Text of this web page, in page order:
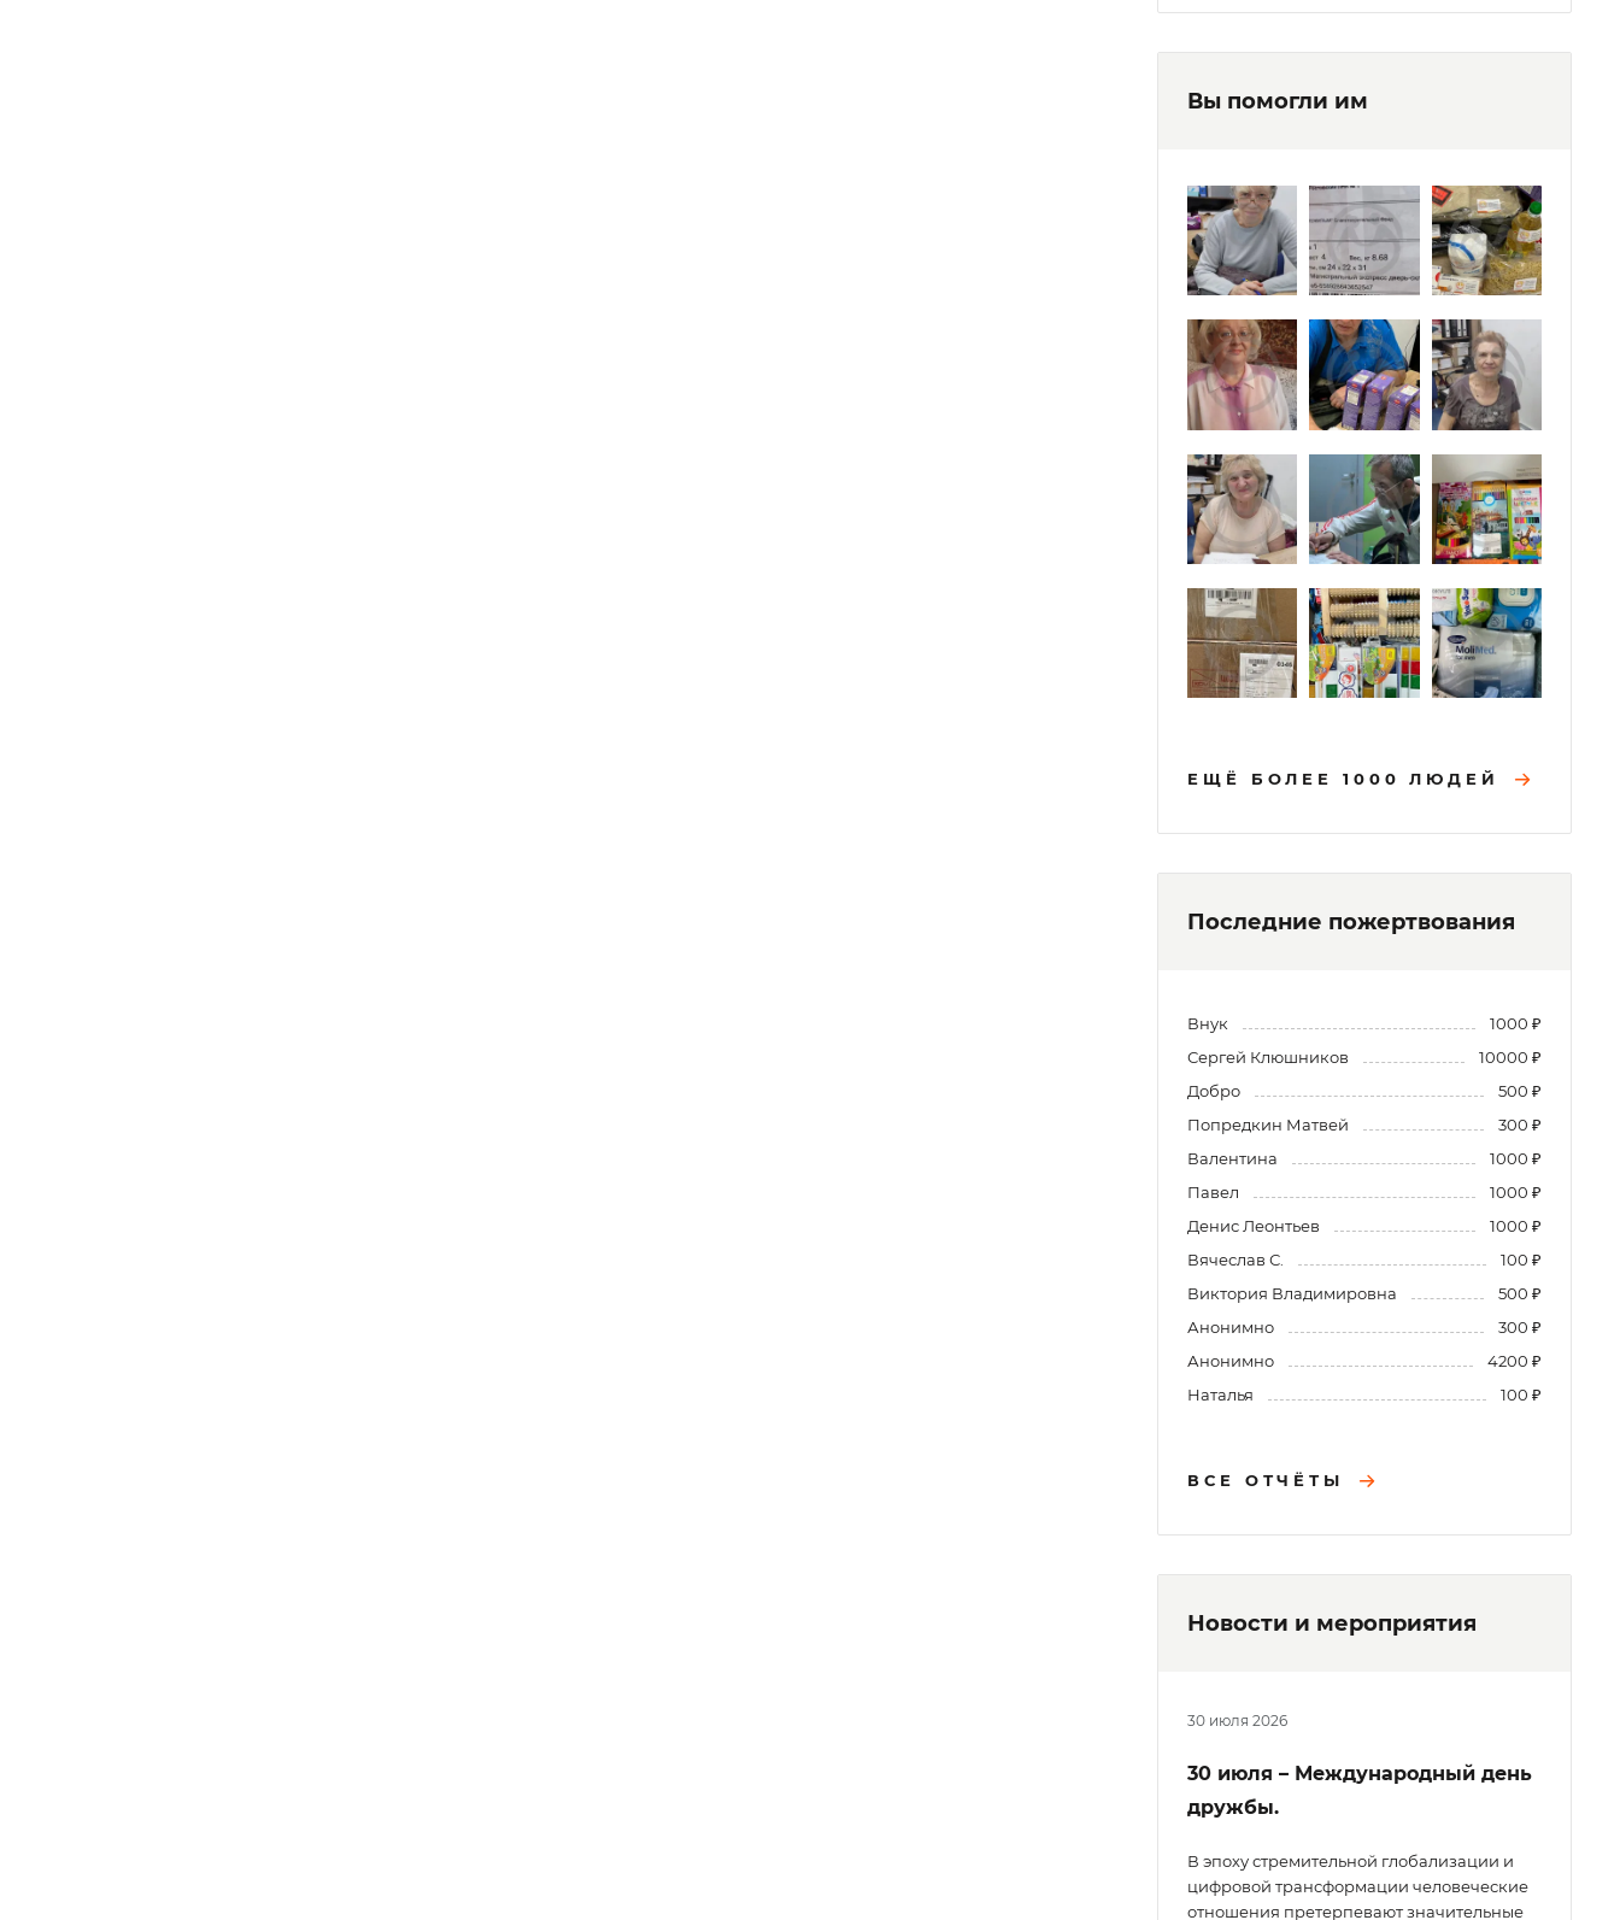
Вы помогли им
ЕЩЁ БОЛЕЕ 1000 ЛЮДЕЙ
Последние пожертвования
Внук
1000 ₽
Сергей Клюшников
10000 ₽
Добро
500 ₽
Попредкин Матвей
300 ₽
Валентина
1000 ₽
Павел
1000 ₽
Денис Леонтьев
1000 ₽
Вячеслав С.
100 ₽
Виктория Владимировна
500 ₽
Анонимно
300 ₽
Анонимно
4200 ₽
Наталья
100 ₽
ВСЕ ОТЧЁТЫ
Новости и мероприятия
30 июля 2026
30 июля – Международный день
дружбы.
В эпоху стремительной глобализации и
цифровой трансформации человеческие
отношения претерпевают значительные